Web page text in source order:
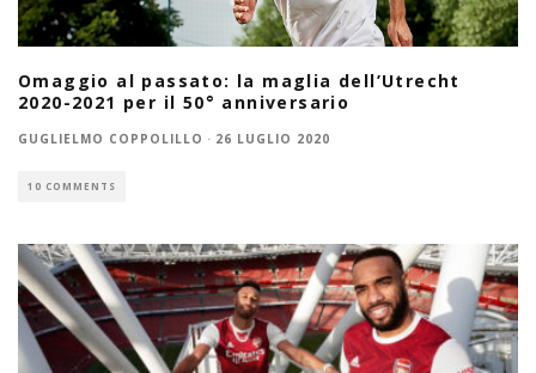
Omaggio al passato: la maglia dell’Utrecht
2020-2021 per il 50° anniversario
GUGLIELMO COPPOLILLO · 26 LUGLIO 2020
10 COMMENTS